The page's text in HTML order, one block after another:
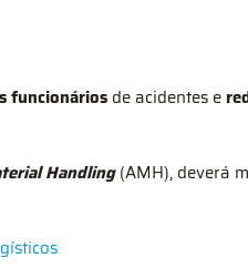
funcionários de acidentes e
Handling(AMH), deverá